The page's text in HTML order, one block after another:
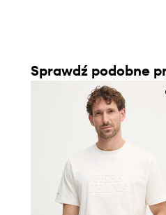
Sprawdź podobne